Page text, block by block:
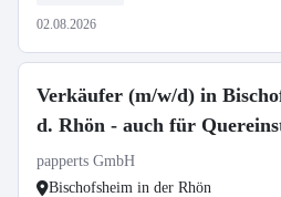
02.08.2026
Verkäufer (m/w/d) in
d. Rhön - auch für
papperts GmbH
Bischofsheim in der Rhön